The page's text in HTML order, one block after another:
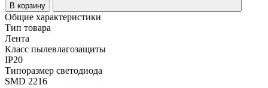
В корзину
Общие характеристики
Тип товара
Лента
Класс пылевлагозащиты
IP20
Типоразмер светодиода
SMD 2216